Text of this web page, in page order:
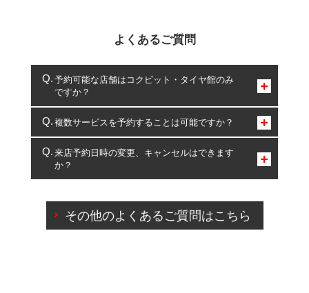
よくあるご質問
予約可能な店舗はコクピット・タイヤ館のみ
ですか？
コクピット・タイヤ館のみとなります。
複数サービスを予約することは可能ですか？
複数サービスのご予約は可能です。
一部の商品・サービスの組み合わせに限り、同時にご予約が
出来ないものもございます。
来店予約日時の変更、キャンセルはできます
か？
ご来店予約日の3営業日前を過ぎている場合のご予約
の日時変更につきましては、直接ご予約の店舗まで
その他のよくあるご質問はこちら